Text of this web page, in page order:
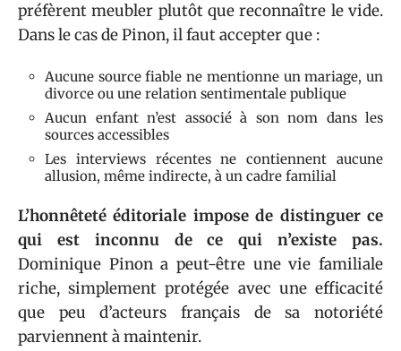
préfèrent meubler plutôt que reconnaître le vide.
Dans le cas de Pinon, il faut accepter que :
Aucune source fiable ne mentionne un mariage, un
divorce ou une relation sentimentale publique
Aucun enfant n’est associé à son nom dans les
sources accessibles
Les interviews récentes ne contiennent aucune
allusion, même indirecte, à un cadre familial
L’honnêteté éditoriale impose de distinguer ce
qui est inconnu de ce qui n’existe pas.
Dominique Pinon a peut-être une vie familiale
riche, simplement protégée avec une efficacité
que peu d’acteurs français de sa notoriété
parviennent à maintenir.